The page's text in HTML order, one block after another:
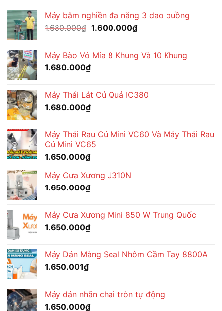
1.680.000₫. là:
1.560.000₫.
Máy băm nghiền đa năng 3 dao buồng
1.680.000₫ Giá
1.680.000₫.
1.600.000₫Giá
là:
Máy Bào Vỏ Mía 8 Khung Và 10 Khung
1.680.000₫
Máy Thái Lát Củ Quả IC380
1.680.000₫
Máy Thái Rau Củ Mini VC60 Và Máy Thái Rau
Củ Mini VC65
1.650.000₫
Máy Cưa Xương J310N
1.650.000₫
Máy Cưa Xương Mini 850 W Trung Quốc
1.650.000₫
Máy Dán Màng Seal Nhôm Cầm Tay 8800A
1.650.001₫
Máy dán nhãn chai tròn tự động
1.650.000₫